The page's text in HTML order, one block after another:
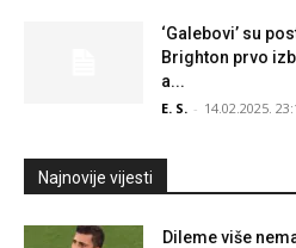
‘Galebovi’ su
Brighton prvo
a...
E. S. - 14.02.2025.
Najnovije vijesti
Dileme više